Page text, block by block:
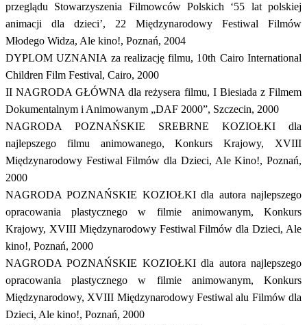
przeglądu Stowarzyszenia Filmowców Polskich ‘55 lat polskiej
animacji dla dzieci’, 22 Międzynarodowy Festiwal Filmów
Młodego Widza, Ale kino!, Poznań, 2004
DYPLOM UZNANIA za realizację filmu, 10th Cairo International
Children Film Festival, Cairo, 2000
II NAGRODA GŁÓWNA dla reżysera filmu, I Biesiada z Filmem
Dokumentalnym i Animowanym „DAF 2000”, Szczecin, 2000
NAGRODA POZNAŃSKIE SREBRNE KOZIOŁKI dla
najlepszego filmu animowanego, Konkurs Krajowy, XVIII
Międzynarodowy Festiwal Filmów dla Dzieci, Ale Kino!, Poznań,
2000
NAGRODA POZNAŃSKIE KOZIOŁKI dla autora najlepszego
opracowania plastycznego w filmie animowanym, Konkurs
Krajowy, XVIII Międzynarodowy Festiwal Filmów dla Dzieci, Ale
kino!, Poznań, 2000
NAGRODA POZNAŃSKIE KOZIOŁKI dla autora najlepszego
opracowania plastycznego w filmie animowanym, Konkurs
Międzynarodowy, XVIII Międzynarodowy Festiwal alu Filmów dla
Dzieci, Ale kino!, Poznań, 2000